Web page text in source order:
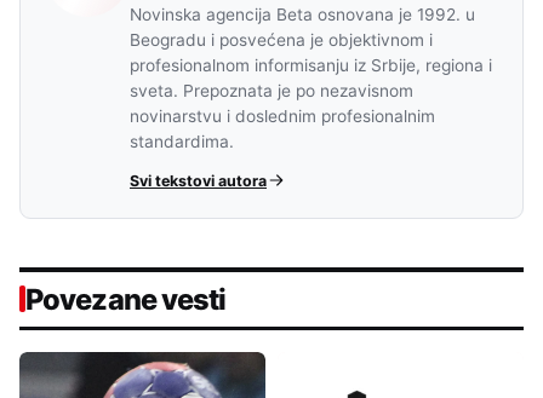
Novinska agencija Beta osnovana je 1992. u
Beogradu i posvećena je objektivnom i
profesionalnom informisanju iz Srbije, regiona i
sveta. Prepoznata je po nezavisnom
novinarstvu i doslednim profesionalnim
standardima.
Svi tekstovi autora
Povezane vesti